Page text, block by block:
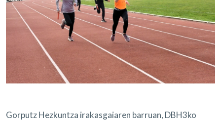
Gorputz Hezkuntza irakasgaiaren barruan, DBH3ko